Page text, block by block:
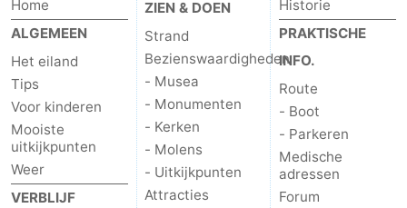
Speeltuinen
-
Minigolfbanen
Natuur
Rondleidingen
Sporten
-
Home
ALGEMEEN
Het eiland
Tips
Voor kinderen
Mooiste
uitkijkpunten
Weer
VERBLIJF
ZIEN & DOEN
Strand
Bezienswaardigheden
- Musea
- Monumenten
- Kerken
- Molens
- Uitkijkpunten
Attracties
Historie
PRAKTISCHE
INFO.
Route
- Boot
- Parkeren
Medische
adressen
Forum